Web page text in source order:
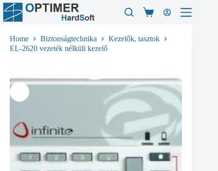
Skip
to
content
Shopping
Home
Biztonságtechnika
Kezelők, tasztok
EL-2620 vezeték nélküli kezelő